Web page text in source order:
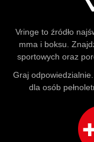
Vringe to źródło
mma i boksu.
sportowych oraz
Graj
dla osób